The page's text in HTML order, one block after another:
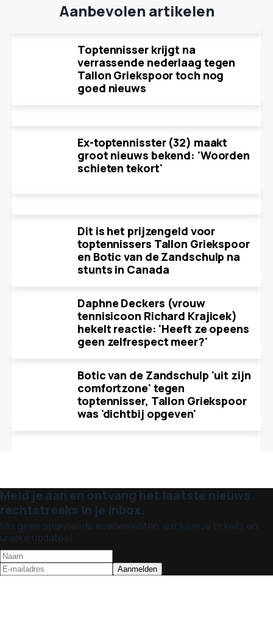
Aanbevolen artikelen
Toptennisser krijgt na
verrassende nederlaag tegen
Tallon Griekspoor toch nog
goed nieuws
Ex-toptennisster (32) maakt
groot nieuws bekend: 'Woorden
schieten tekort'
Dit is het prijzengeld voor
toptennissers Tallon Griekspoor
en Botic van de Zandschulp na
stunts in Canada
Daphne Deckers (vrouw
tennisicoon Richard Krajicek)
hekelt reactie: 'Heeft ze opeens
geen zelfrespect meer?'
Botic van de Zandschulp 'uit zijn
comfortzone' tegen
toptennisser, Tallon Griekspoor
was 'dichtbij opgeven'
Meld je aan en ontvang het laatste nieuws
rechtstreeks in je inbox.
Mis geen spannende evenementen, exclusieve tickets en
unieke updates!